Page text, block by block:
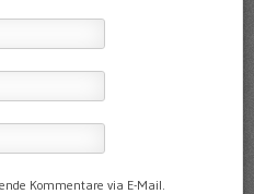
Kommentare via E-Mail.